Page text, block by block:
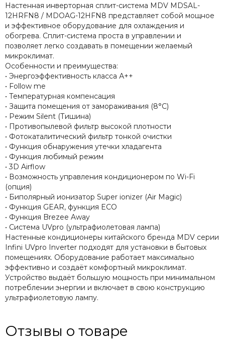
Настенная инверторная сплит-система MDV MDSAL-
12HRFN8 / MDOAG-12HFN8 представляет собой мощное
и эффективное оборудование для охлаждения и
обогрева. Сплит-система проста в управлении и
позволяет легко создавать в помещении желаемый
микроклимат.
Особенности и преимущества:
• Энергоэффективность класса А++
• Follow me
• Температурная компенсация
• Защита помещения от замораживания (8°С)
• Режим Silent (Тишина)
• Противопылевой фильтр высокой плотности
• Фотокаталитический фильтр тонкой очистки
• Функция обнаружения утечки хладагента
• Функция любимый режим
• 3D Airflow
• Возможность управления кондиционером по Wi-Fi
(опция)
• Биполярный ионизатор Super ionizer (Air Magic)
• Функция GEAR, функция ECO
• Функция Brezee Away
• Система UVpro (ультрафиолетовая лампа)
Настенные кондиционеры китайского бренда MDV серии
Infini UVpro Inverter подходят для установки в бытовых
помещениях. Оборудование работает максимально
эффективно и создаёт комфортный микроклимат.
Устройство выдаёт большую мощность при минимальном
потреблении энергии и включает в свою конструкцию
ультрафиолетовую лампу.
Отзывы о товаре